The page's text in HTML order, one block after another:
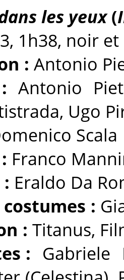
les yeux(
1h38, noir
: Antonio
Antonio
Ugo
Scala
Franco
Eraldo Da
:
: Titanus,
: Gabriele